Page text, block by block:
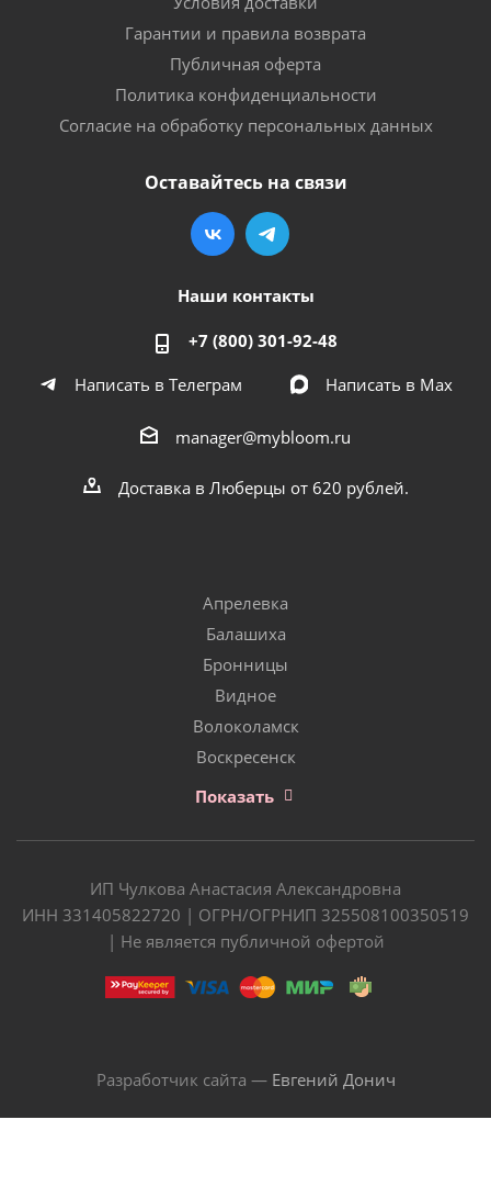
Гарантии и правила возврата
Публичная оферта
Политика конфиденциальности
Согласие на обработку персональных данных
Оставайтесь на связи
Наши контакты
+7 (800) 301-92-48
Написать в Телеграм
Написать в Мах
manager@mybloom.ru
Доставка в Люберцы от 620 рублей.
Апрелевка
Балашиха
Бронницы
Видное
Волоколамск
Воскресенск
Показать
ИП Чулкова Анастасия Александровна
ИНН 331405822720 | ОГРН/ОГРНИП 325508100350519
| Не является публичной офертой
Разработчик сайта — Евгений Донич